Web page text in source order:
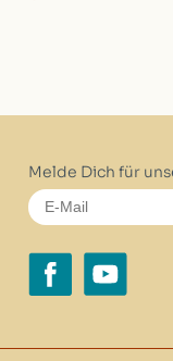
Melde Dich für